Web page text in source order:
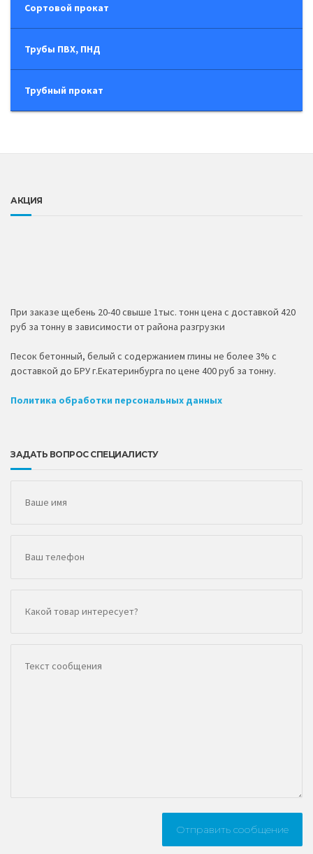
Сортовой прокат
Трубы ПВХ, ПНД
Трубный прокат
АКЦИЯ
При заказе щебень 20-40 свыше 1тыс. тонн цена с доставкой 420
руб за тонну в зависимости от района разгрузки
Песок бетонный, белый с содержанием глины не более 3% с
доставкой до БРУ г.Екатеринбурга по цене 400 руб за тонну.
Политика обработки персональных данных
ЗАДАТЬ ВОПРОС СПЕЦИАЛИСТУ